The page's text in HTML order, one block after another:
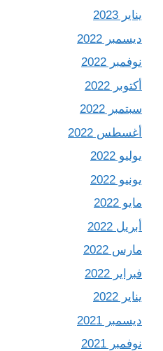
يناير 2023
ديسمبر 2022
نوفمبر 2022
أكتوبر 2022
سبتمبر 2022
أغسطس 2022
يوليو 2022
يونيو 2022
مايو 2022
أبريل 2022
مارس 2022
فبراير 2022
يناير 2022
ديسمبر 2021
نوفمبر 2021